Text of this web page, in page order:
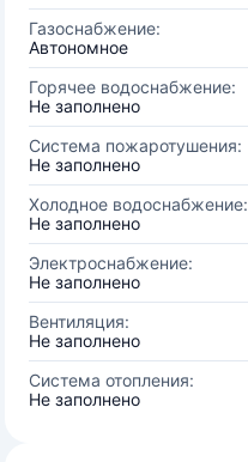
Газоснабжение:
Автономное
Горячее водоснабжение:
Не заполнено
Система пожаротушения:
Не заполнено
Холодное водоснабжение:
Не заполнено
Электроснабжение:
Не заполнено
Вентиляция:
Не заполнено
Система отопления:
Не заполнено